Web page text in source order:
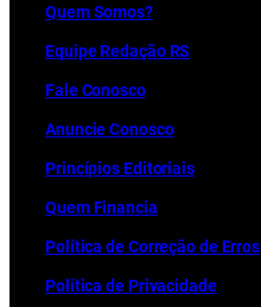
Quem Somos?
Equipe Redação RS
Fale Conosco
Anuncie Conosco
Princípios Editoriais
Quem Financia
Política de Correção de Erros
Política de Privacidade